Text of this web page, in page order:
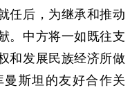
任后，为继承和推动
。中方将一如既往支
和发展民族经济所做
斯坦的友好合作关